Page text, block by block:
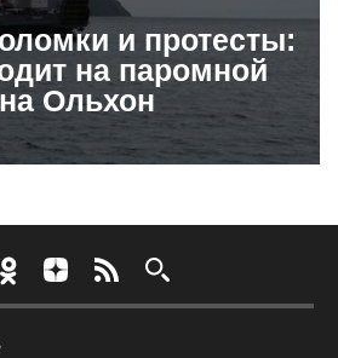
и протесты:
на паромной
Ольхон